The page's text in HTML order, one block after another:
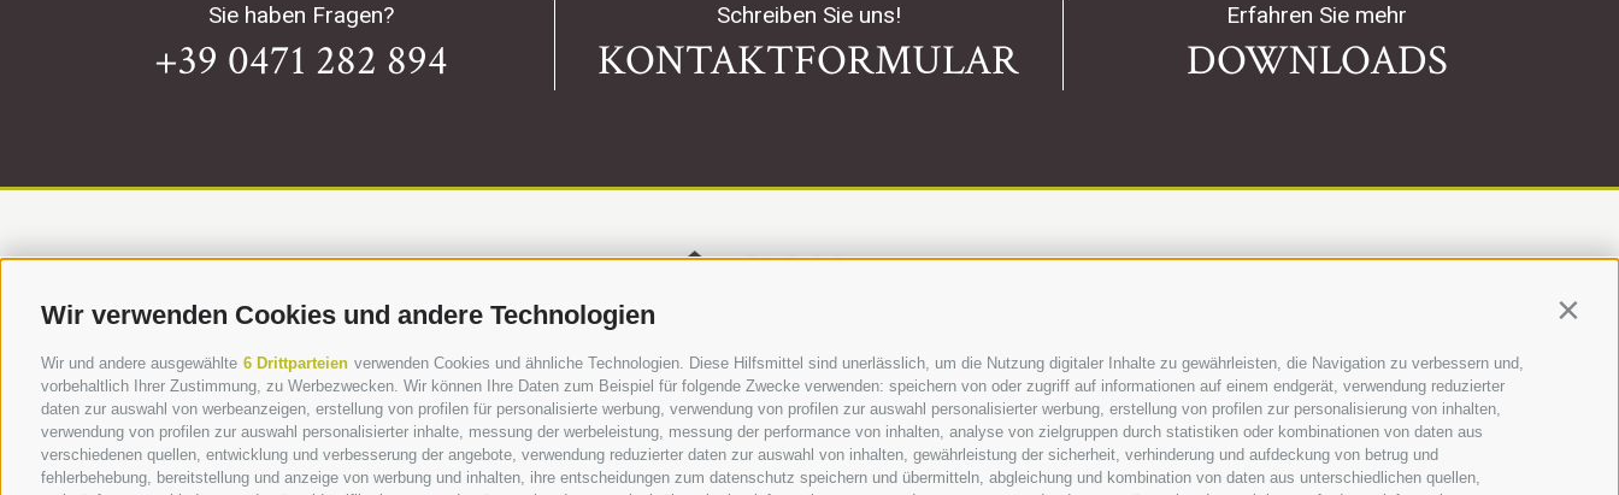
Wir verwenden Cookies und andere Technologien
Wir und andere ausgewählte 6 Drittparteien verwenden Cookies und ähnliche Technologien. Diese Hilfsmittel sind unerlässlich, um die Nutzung digitaler Inhalte zu gewährleisten, die Navigation zu verbessern und,
vorbehaltlich Ihrer Zustimmung, zu Werbezwecken. Wir können Ihre Daten zum Beispiel für folgende Zwecke verwenden: speichern von oder zugriff auf informationen auf einem endgerät, verwendung reduzierter
daten zur auswahl von werbeanzeigen, erstellung von profilen für personalisierte werbung, verwendung von profilen zur auswahl personalisierter werbung, erstellung von profilen zur personalisierung von inhalten,
verwendung von profilen zur auswahl personalisierter inhalte, messung der werbeleistung, messung der performance von inhalten, analyse von zielgruppen durch statistiken oder kombinationen von daten aus
verschiedenen quellen, entwicklung und verbesserung der angebote, verwendung reduzierter daten zur auswahl von inhalten, gewährleistung der sicherheit, verhinderung und aufdeckung von betrug und
fehlerbehebung, bereitstellung und anzeige von werbung und inhalten, ihre entscheidungen zum datenschutz speichern und übermitteln, abgleichung und kombination von daten aus unterschiedlichen quellen,
Sie haben Fragen?
+39 0471 282 894
Schreiben Sie uns!
KONTAKTFORMULAR
Erfahren Sie mehr
DOWNLOADS
bau.recycle - Konsortium für Baustoffverwertung · Schlachthofstraße 57 · 39100 Bozen (BZ)